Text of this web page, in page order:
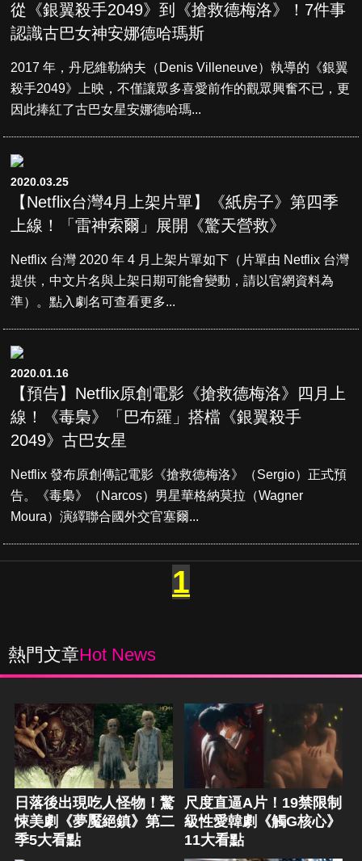
從《銀翼殺手2049》到《搶救德梅洛》！7件事
認識古巴女神安娜德哈瑪斯
2017 年，丹尼維勒納夫（Denis Villeneuve）執導的《銀翼
殺手2049》上映，不僅讓眾多喜愛前作的觀眾興奮不已，更
因此捧紅了古巴女星安娜德哈瑪...
2020.03.25
【Netflix台灣4月上架片單】《紙房子》第四季
上線！「雷神索爾」展開《驚天營救》
Netflix 台灣 2020 年 4 月上架片單如下（片單由 Netflix 台灣
提供，中文片名與上架日期可能會變動，請以官網資料為
準）。點入劇名可查看更多...
2020.01.16
【預告】Netflix原創電影《搶救德梅洛》四月上
線！《毒梟》「巴布羅」搭檔《銀翼殺手
2049》古巴女星
Netflix 發布原創傳記電影《搶救德梅洛》（Sergio）正式預
告。《毒梟》（Narcos）男星華格納莫拉（Wagner
Moura）演繹聯合國外交官塞爾...
1
熱門文章Hot News
日落後出現吃人怪物！驚
悚美劇《夢魘絕鎮》第二
季5大看點
尺度直逼A片！19禁限制
級性愛韓劇《觸G核心》
11大看點